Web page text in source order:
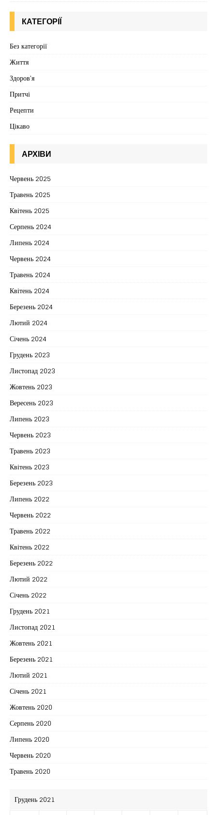
КАТЕГОРІЇ
Без категорії
Життя
Здоров'я
Притчі
Рецепти
Цікаво
АРХІВИ
Червень 2025
Травень 2025
Квітень 2025
Серпень 2024
Липень 2024
Червень 2024
Травень 2024
Квітень 2024
Березень 2024
Лютий 2024
Січень 2024
Грудень 2023
Листопад 2023
Жовтень 2023
Вересень 2023
Липень 2023
Червень 2023
Травень 2023
Квітень 2023
Березень 2023
Липень 2022
Червень 2022
Травень 2022
Квітень 2022
Березень 2022
Лютий 2022
Січень 2022
Грудень 2021
Листопад 2021
Жовтень 2021
Березень 2021
Лютий 2021
Січень 2021
Жовтень 2020
Серпень 2020
Липень 2020
Червень 2020
Травень 2020
Грудень 2021